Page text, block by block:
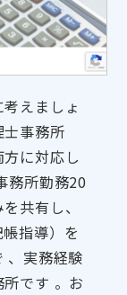
えましょ
士事務所
に対応し
務所勤務20
共有し、
指導）を
、実務経験
です 。お